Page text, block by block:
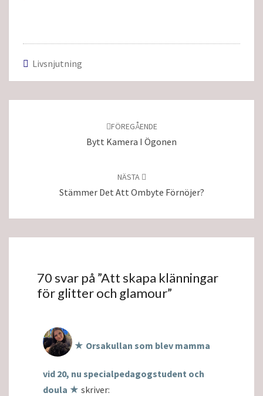
Livsnjutning
FÖREGÅENDE
Bytt Kamera I Ögonen
NÄSTA
Stämmer Det Att Ombyte Förnöjer?
70 svar på ”Att skapa klänningar
för glitter och glamour”
★ Orsakullan som blev mamma
vid 20, nu specialpedagogstudent och
doula ★ skriver: